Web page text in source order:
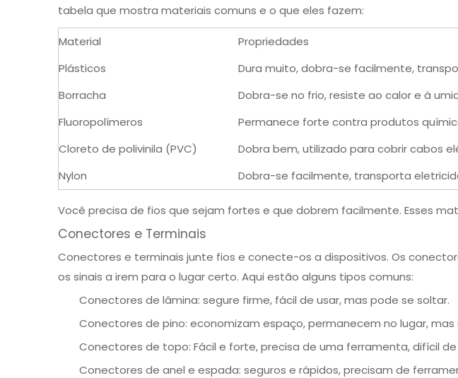
tabela que mostra materiais comuns e o que eles fazem:
Material
Propriedades
Plásticos
Dura muito, dobra-se facilmente,
Borracha
Dobra-se no frio, resiste ao calor e à
Fluoropolímeros
Permanece forte contra produtos
Cloreto de polivinila (PVC)
Dobra bem, utilizado para cobrir cabos
Nylon
Dobra-se facilmente, transporta
Você precisa de fios que sejam fortes e que dobrem facilmente. Esses
Conectores e Terminais
Conectores e terminais junte fios e conecte-os a dispositivos. Os
os sinais a irem para o lugar certo. Aqui estão alguns tipos comuns:
Conectores de lâmina: segure firme, fácil de usar, mas pode se soltar.
Conectores de pino: economizam espaço, permanecem no lugar,
Conectores de topo: Fácil e forte, precisa de uma ferramenta, difícil
Conectores de anel e espada: seguros e rápidos, precisam de